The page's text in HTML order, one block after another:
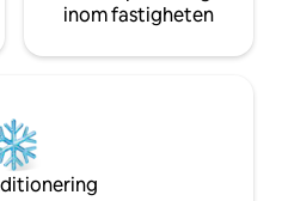
inom fastigheten